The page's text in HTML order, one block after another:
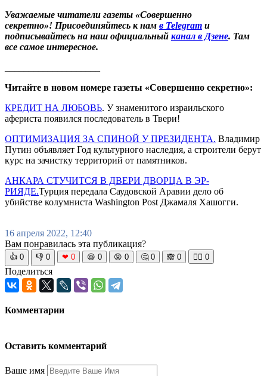
Уважаемые читатели газеты «Совершенно
секретно»! Присоединяйтесь к нам в Telegram и
подписывайтесь на наш официальный канал в Дзене. Там
все самое интересное.
Читайте в новом номере газеты «Совершенно секретно»:
КРЕДИТ НА ЛЮБОВЬ. У знаменитого израильского
афериста появился последователь в Твери!
ОПТИМИЗАЦИЯ ЗА СПИНОЙ У ПРЕЗИДЕНТА. Владимир
Путин объявляет Год культурного наследия, а строители берут
курс на зачистку территорий от памятников.
АНКАРА СТУЧИТСЯ В ДВЕРИ ДВОРЦА В ЭР-
РИЯДЕ.Турция передала Саудовской Аравии дело об
убийстве колумниста Washington Post Джамаля Хашогги.
16 апреля 2022, 12:40
Вам понравилась эта публикация?
👍 0 👎 0 ❤ 0 😆 0 😡 0 🤔 0 🙈 0 🧘‍♀️ 0
Поделиться
Комментарии
Оставить комментарий
Ваше имя